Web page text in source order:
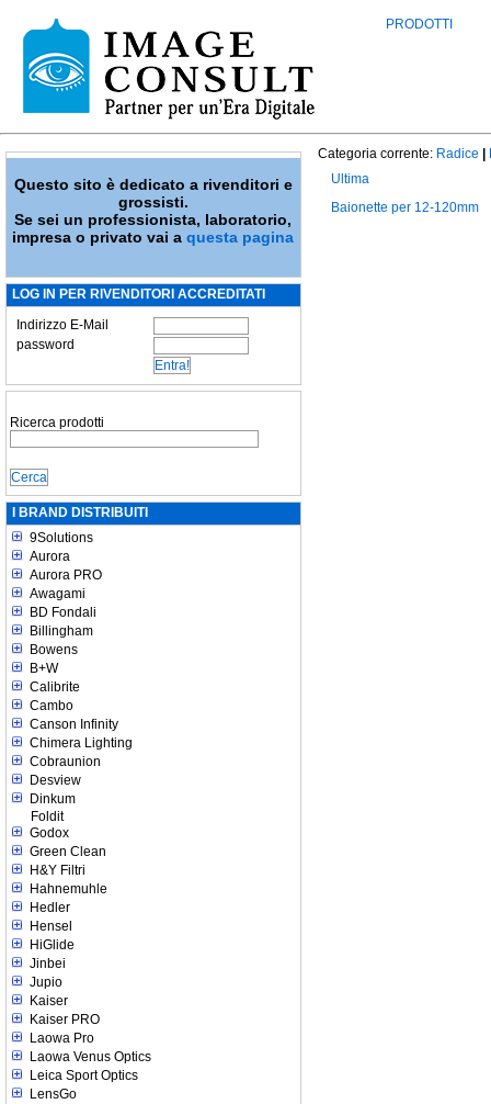
PRODOTTI
Questo sito è dedicato a rivenditori e
grossisti.
Se sei un professionista, laboratorio,
impresa o privato vai aquesta pagina
LOG IN PER RIVENDITORI ACCREDITATI
Indirizzo E-Mail
password
Ricerca prodotti
I BRAND DISTRIBUITI
9Solutions
Aurora
Aurora PRO
Awagami
BD Fondali
Billingham
Bowens
B+W
Calibrite
Cambo
Canson Infinity
Chimera Lighting
Cobraunion
Desview
Dinkum
Foldit
Godox
Green Clean
H&Y Filtri
Hahnemuhle
Hedler
Hensel
HiGlide
Jinbei
Jupio
Kaiser
Kaiser PRO
Laowa Pro
Laowa Venus Optics
Leica Sport Optics
LensGo
Categoria corrente: Radice
Ultima
Baionette per 12-120mm